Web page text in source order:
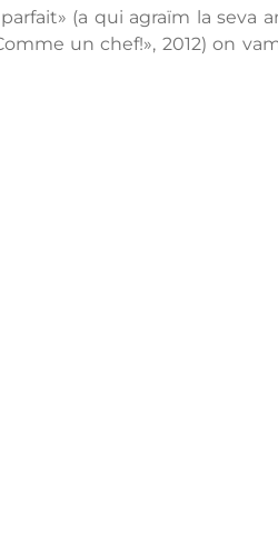
(a qui agraïm la seva
un chef!», 2012) on